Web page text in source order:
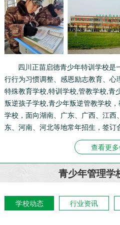
四川正苗启德青少年特训学校
行行为习惯调整、感恩励志教育、
特殊教育学校,特训学校,管教学校,青
叛逆孩子学校,青少年叛逆管教学校
学校，面向湖南、广东、广西、江
东、河南、河北等地常年招生，签订
查看更
青少年管理学
学校动态 行业资讯